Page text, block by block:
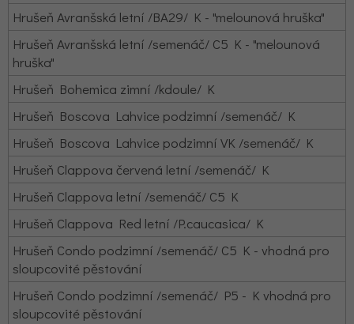
Hrušeň Avranšská letní /BA29/ K - "melounová hruška"
Hrušeň Avranšská letní /semenáč/ C5 K - "melounová
hruška"
Hrušeň Bohemica zimní /kdoule/ K
Hrušeň Boscova Lahvice podzimní /semenáč/ K
Hrušeň Boscova Lahvice podzimní VK /semenáč/ K
Hrušeň Clappova červená letní /semenáč/ K
Hrušeň Clappova letní /semenáč/ C5 K
Hrušeň Clappova Red letní /P.caucasica/ K
Hrušeň Condo podzimní /semenáč/ C5 K - vhodná pro
sloupcovité pěstování
Hrušeň Condo podzimní /semenáč/ P5 - K vhodná pro
sloupcovité pěstování